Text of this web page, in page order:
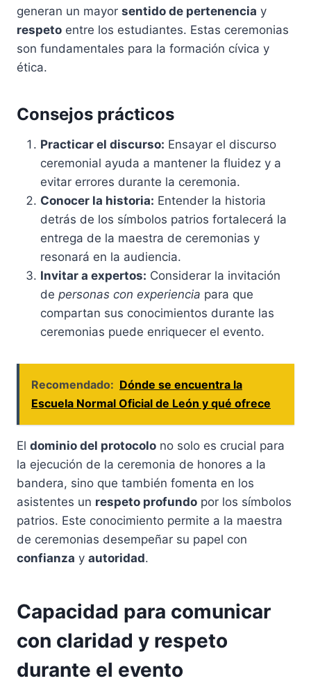
generan un mayor sentido de pertenencia y
respeto entre los estudiantes. Estas ceremonias
son fundamentales para la formación cívica y
ética.
Consejos prácticos
Practicar el discurso: Ensayar el discurso
ceremonial ayuda a mantener la fluidez y a
evitar errores durante la ceremonia.
Conocer la historia: Entender la historia
detrás de los símbolos patrios fortalecerá la
entrega de la maestra de ceremonias y
resonará en la audiencia.
Invitar a expertos: Considerar la invitación
de personas con experiencia para que
compartan sus conocimientos durante las
ceremonias puede enriquecer el evento.
Recomendado: Dónde se encuentra la
Escuela Normal Oficial de León y qué ofrece
El dominio del protocolo no solo es crucial para
la ejecución de la ceremonia de honores a la
bandera, sino que también fomenta en los
asistentes un respeto profundo por los símbolos
patrios. Este conocimiento permite a la maestra
de ceremonias desempeñar su papel con
confianza y autoridad.
Capacidad para comunicar
con claridad y respeto
durante el evento